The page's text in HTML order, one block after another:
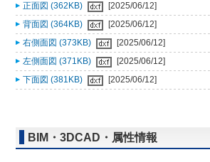
正面図 (362KB)
[2025/06/12]
背面図 (364KB)
[2025/06/12]
右側面図 (373KB)
[2025/06/12]
左側面図 (371KB)
[2025/06/12]
下面図 (381KB)
[2025/06/12]
BIM・3DCAD・属性情報